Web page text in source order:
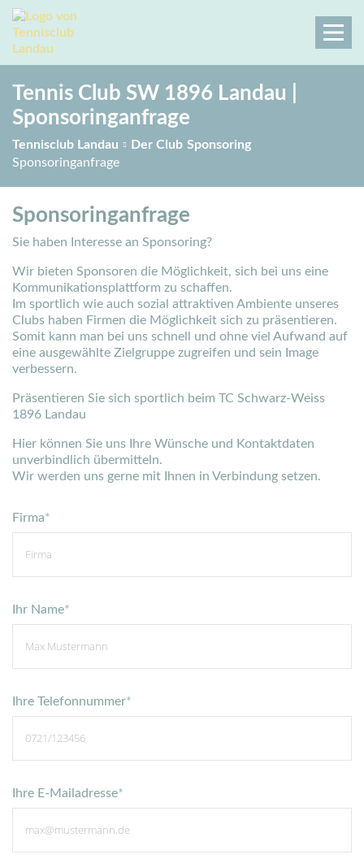
Tennis Club SW 1896 Landau |
Sponsoringanfrage
Tennisclub Landau Der Club Sponsoring
Sponsoringanfrage
Sponsoringanfrage
Sie haben Interesse an Sponsoring?
Wir bieten Sponsoren die Möglichkeit, sich bei uns eine
Kommunikationsplattform zu schaffen.
Im sportlich wie auch sozial attraktiven Ambiente unseres
Clubs haben Firmen die Möglichkeit sich zu präsentieren.
Somit kann man bei uns schnell und ohne viel Aufwand auf
eine ausgewählte Zielgruppe zugreifen und sein Image
verbessern.
Präsentieren Sie sich sportlich beim TC Schwarz-Weiss
1896 Landau
Hier können Sie uns Ihre Wünsche und Kontaktdaten
unverbindlich übermitteln.
Wir werden uns gerne mit Ihnen in Verbindung setzen.
Firma*
Ihr Name*
Ihre Telefonnummer*
Ihre E-Mailadresse*